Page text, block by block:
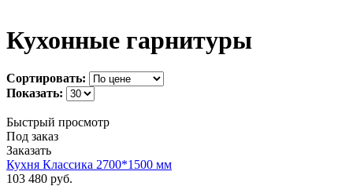
Кухонные гарнитуры
Сортировать:
Показать:
Быстрый просмотр
Под заказ
Заказать
Кухня Классика 2700*1500 мм
103 480 руб.